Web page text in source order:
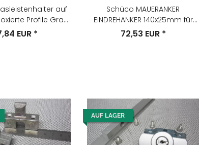
auf
Profile Grau
Nr. 227655 1 VE=500
EUR *
Schüco MAUERANKER
EINDREHANKER 140x25mm für
15mm NUT VE=50
72,53 EUR *
AUF LAGER